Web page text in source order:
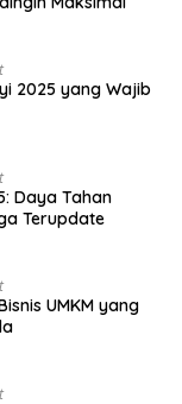
2025 yang Wajib
Daya Tahan
Terupdate
UMKM yang